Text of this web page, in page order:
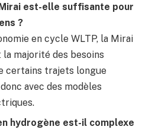
Mirai est-elle suffisante pour
?
en cycle WLTP, la Mirai
majorité des besoins
certains trajets longue
avec des modèles
hydrogène est-il complexe